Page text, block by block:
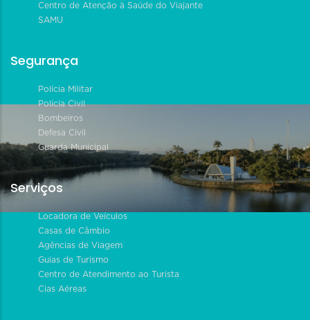
Centro de Atenção à Saúde do Viajante
SAMU
Segurança
Polícia Militar
Polícia Civil
Bombeiros
Defesa Civil
Guarda Municipal
Serviços
Locadora de Veículos
Casas de Câmbio
Agências de Viagem
Guias de Turismo
Centro de Atendimento ao Turista
Cias Aéreas